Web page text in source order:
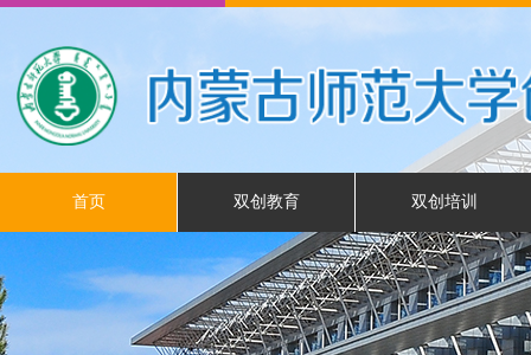
首页 双创教育 双创培训
互联网+ 大赛 双创俱乐部 典型示范